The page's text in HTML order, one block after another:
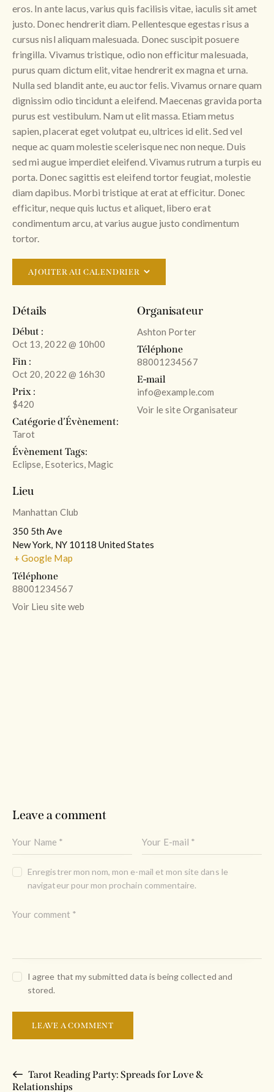
eros. In ante lacus, varius quis facilisis vitae, iaculis sit amet
justo. Donec hendrerit diam. Pellentesque egestas risus a
cursus nisl aliquam malesuada. Donec suscipit posuere
fringilla. Vivamus tristique, odio non efficitur malesuada,
purus quam dictum elit, vitae hendrerit ex magna et urna.
Nulla sed blandit ante, eu auctor felis. Vivamus ornare quam
dignissim odio tincidunt a eleifend. Maecenas gravida porta
purus est vestibulum. Nam ut elit massa. Etiam metus
sapien, placerat eget volutpat eu, ultrices id elit. Sed vel
neque ac quam molestie scelerisque nec non neque. Duis
sed mi augue imperdiet eleifend. Vivamus rutrum a turpis eu
porta. Donec sagittis est eleifend tortor feugiat, molestie
diam dapibus. Morbi tristique at erat at efficitur. Donec
efficitur, neque quis luctus et aliquet, libero erat
condimentum arcu, at varius augue justo condimentum
tortor.
AJOUTER AU CALENDRIER
Détails
Début :
Oct 13, 2022 @ 10h00
Fin :
Oct 20, 2022 @ 16h30
Prix :
$420
Catégorie d’Évènement:
Tarot
Évènement Tags:
Eclipse, Esoterics, Magic
Organisateur
Ashton Porter
Téléphone
88001234567
E-mail
info@example.com
Voir le site Organisateur
Lieu
Manhattan Club
350 5th Ave
New York, NY 10118 United States
+ Google Map
Téléphone
88001234567
Voir Lieu site web
Leave a comment
Enregistrer mon nom, mon e-mail et mon site dans le
navigateur pour mon prochain commentaire.
I agree that my submitted data is being collected and
stored.
Tarot Reading Party: Spreads for Love &
Relationships